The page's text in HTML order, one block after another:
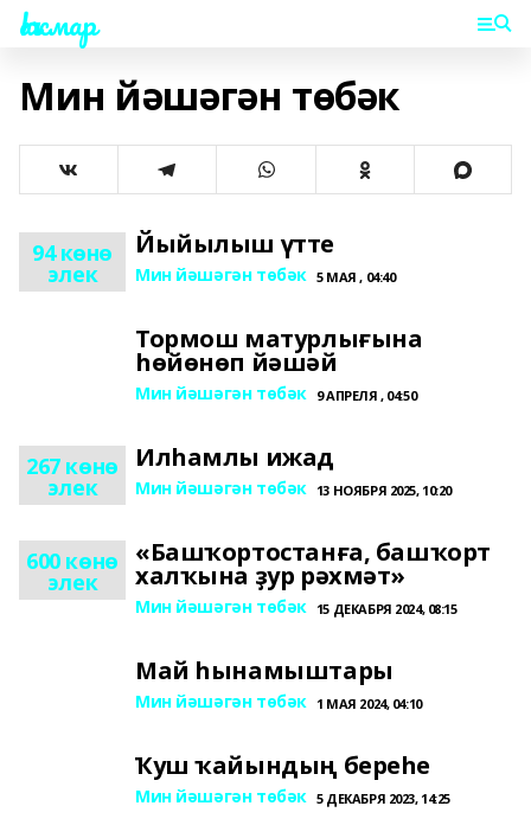
Һаҡмар
Мин йәшәгән төбәк
94 көнө
элек
Йыйылыш үтте
Мин йәшәгән төбәк 5 МАЯ , 04:40
Тормош матурлығына
һөйөнөп йәшәй
Мин йәшәгән төбәк 9 АПРЕЛЯ , 04:50
267 көнө
элек
Илһамлы ижад
Мин йәшәгән төбәк 13 НОЯБРЯ 2025, 10:20
600 көнө
элек
«Башҡортостанға, башҡорт
халҡына ҙур рәхмәт»
Мин йәшәгән төбәк 15 ДЕКАБРЯ 2024, 08:15
Май һынамыштары
Мин йәшәгән төбәк 1 МАЯ 2024, 04:10
Ҡуш ҡайындың береһе
Мин йәшәгән төбәк 5 ДЕКАБРЯ 2023, 14:25